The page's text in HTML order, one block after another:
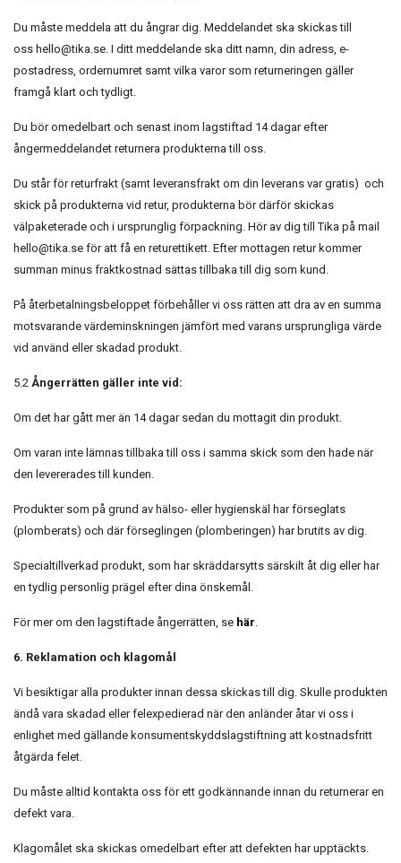
Du måste meddela att du ångrar dig. Meddelandet ska skickas till
oss hello@tika.se. I ditt meddelande ska ditt namn, din adress, e-
postadress, ordernumret samt vilka varor som returneringen gäller
framgå klart och tydligt.
Du bör omedelbart och senast inom lagstiftad 14 dagar efter
ångermeddelandet returnera produkterna till oss.
Du står för returfrakt (samt leveransfrakt om din leverans var gratis) och
skick på produkterna vid retur, produkterna bör därför skickas
välpaketerade och i ursprunglig förpackning. Hör av dig till Tika på mail
hello@tika.se för att få en returettikett. Efter mottagen retur kommer
summan minus fraktkostnad sättas tillbaka till dig som kund.
På återbetalningsbeloppet förbehåller vi oss rätten att dra av en summa
motsvarande värdeminskningen jämfört med varans ursprungliga värde
vid använd eller skadad produkt.
5.2 Ångerrätten gäller inte vid:
Om det har gått mer än 14 dagar sedan du mottagit din produkt.
Om varan inte lämnas tillbaka till oss i samma skick som den hade när
den levererades till kunden.
Produkter som på grund av hälso- eller hygienskäl har förseglats
(plomberats) och där förseglingen (plomberingen) har brutits av dig.
Specialtillverkad produkt, som har skräddarsytts särskilt åt dig eller har
en tydlig personlig prägel efter dina önskemål.
För mer om den lagstiftade ångerrätten, se här.
6. Reklamation och klagomål
Vi besiktigar alla produkter innan dessa skickas till dig. Skulle produkten
ändå vara skadad eller felexpedierad när den anländer åtar vi oss i
enlighet med gällande konsumentskyddslagstiftning att kostnadsfritt
åtgärda felet.
Du måste alltid kontakta oss för ett godkännande innan du returnerar en
defekt vara.
Klagomålet ska skickas omedelbart efter att defekten har upptäckts.